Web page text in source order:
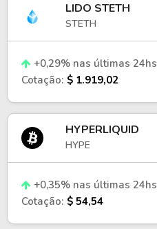
LIDO STETH
STETH
+0,29% nas últimas 24hs
Cotação: $ 1.919,02
HYPERLIQUID
HYPE
+0,35% nas últimas 24hs
Cotação: $ 54,54